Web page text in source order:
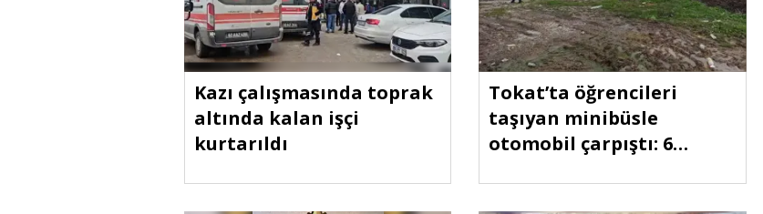
Kazı çalışmasında toprak
altında kalan işçi
kurtarıldı
Tokat’ta öğrencileri
taşıyan minibüsle
otomobil çarpıştı: 6